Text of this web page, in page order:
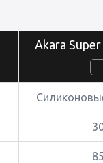
Akara
85